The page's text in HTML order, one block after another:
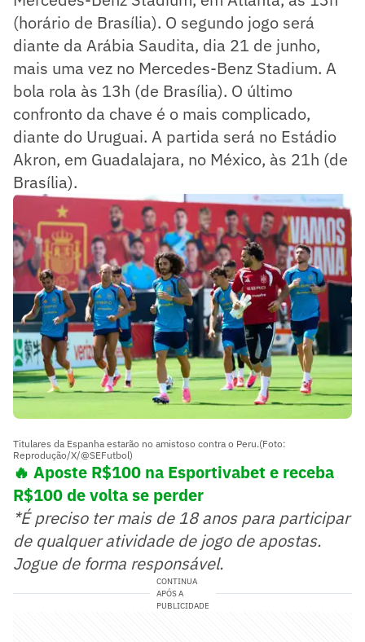
(horário de Brasília). O segundo jogo será
diante da Arábia Saudita, dia 21 de junho,
mais uma vez no Mercedes-Benz Stadium. A
bola rola às 13h (de Brasília). O último
confronto da chave é o mais complicado,
diante do Uruguai. A partida será no Estádio
Akron, em Guadalajara, no México, às 21h (de
Brasília).
Titulares da Espanha estarão no amistoso contra o Peru.(Foto:
Reprodução/X/@SEFutbol)
🔥 Aposte R$100 na Esportivabet e receba
R$100 de volta se perder
*É preciso ter mais de 18 anos para participar
de qualquer atividade de jogo de apostas.
Jogue de forma responsável.
CONTINUA
APÓS A
PUBLICIDADE